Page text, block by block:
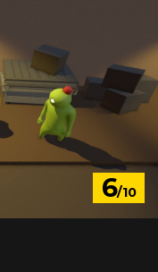
6/10